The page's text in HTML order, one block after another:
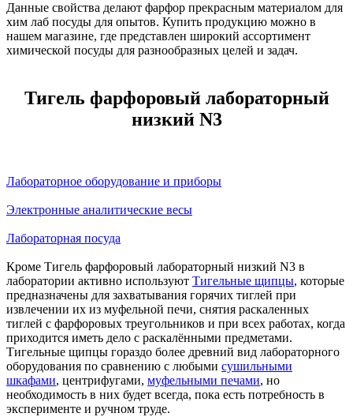
Данные свойства делают фарфор прекрасным материалом для
хим лаб посуды для опытов. Купить продукцию можно в
нашем магазине, где представлен широкий ассортимент
химической посуды для разнообразных целей и задач.
Тигель фарфоровый лабораторный
низкий N3
Лабораторное оборудование и приборы
Электронные аналитические весы
Лабораторная посуда
Кроме Тигель фарфоровый лабораторный низкий N3 в
лаборатории активно используют Тигельные щипцы, которые
предназначены для захватывания горячих тиглей при
извлечении их из муфельной печи, снятия раскаленных
тиглей с фарфоровых треугольников и при всех работах, когда
приходится иметь дело с раскалёнными предметами.
Тигельные щипцы гораздо более древний вид лабораторного
оборудования по сравнению с любыми сушильными
шкафами, центрифугами, муфельными печами, но
необходимость в них будет всегда, пока есть потребность в
эксперименте и ручном труде.